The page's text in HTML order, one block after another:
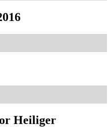
Heiliger